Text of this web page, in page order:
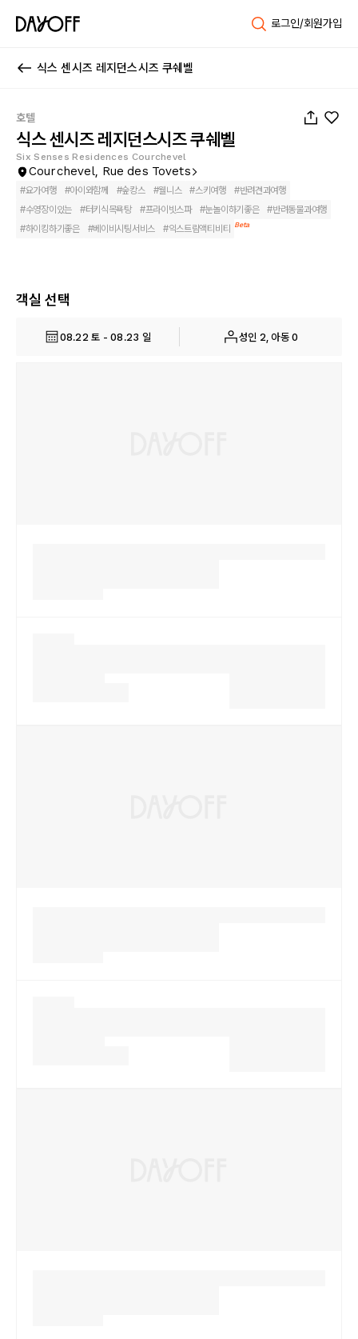
로그인/회원가입
식스 센시즈 레지던스시즈 쿠쉐벨
호텔
식스 센시즈 레지던스시즈 쿠쉐벨
Six Senses Residences Courchevel
Courchevel, Rue des Tovets
#요가여행 #아이와함께 #숲캉스 #웰니스 #스키여행 #반려견과여행
#수영장이있는 #터키식목욕탕 #프라이빗스파 #눈놀이하기좋은 #반려동물과여행
#하이킹하기좋은 #베이비시팅서비스 #익스트림액티비티 Beta
객실 선택
08.22 토 - 08.23 일 성인 2, 아동 0